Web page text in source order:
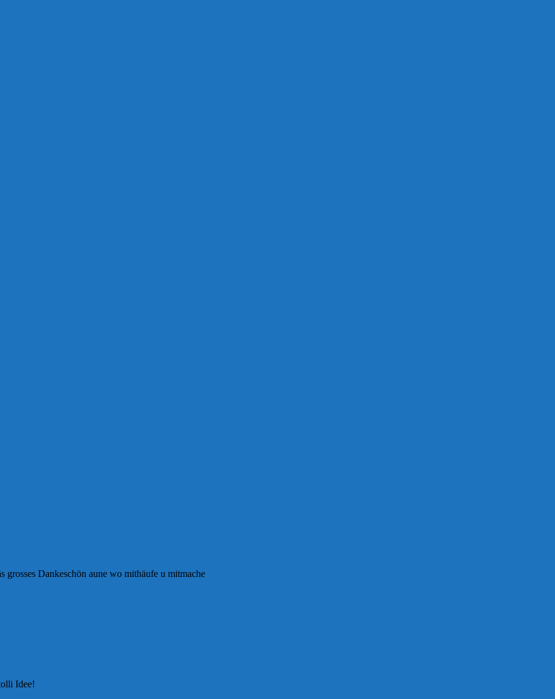
Dankeschön aune wo mithäufe u mitmache
Idee!